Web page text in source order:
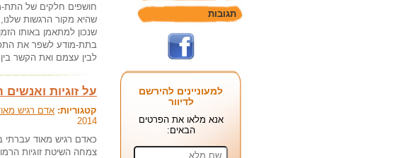
חושפים חלקים של התת-
שהיא מקור הרגשות
שנכון למתאמן באותו
בתת-מודע לשפר את
לבין עצמם ואת הקשר
על זוגיות
קטגוריות: אדם רגיש
2014
כאדם רגיש מאוד עברתי
צמחה השיטת זוגיות
תגובות
למעוניינים להירשם
לדיוור
אנא מלאו את הפרטים
הבאים: